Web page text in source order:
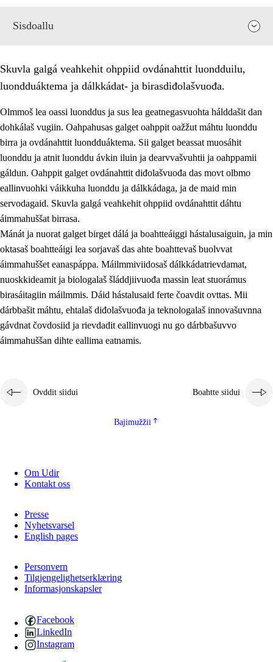
Sisdoallu
1. Oahpahusa árvovuođđu
1.1 Olmmošárvu
1.2 Identitehta ja kultuvrralaš girjáivuohta
1.3 Kritihkalaš jurddašeapmi ja ehtalaš diđolašvuohta
1.4 Hutkanillu, beroštupmi ja suokkardanhuovva
1.5 Luondduákten ja birasdiđolašvuohta
Demokratiija ja mielváikkuheapmi
Skuvla galgá veahkehit ohppiid ovdánahttit luondduilu,
luondduáktema ja dálkkádat- ja birasdiđolašvuođa.
Olmmoš lea oassi luonddus ja sus lea geatnegasvuohta hálddašit dan
dohkálaš vugiin. Oahpahusas galget oahppit oažžut máhtu luonddu
birra ja ovdánahttit luondduáktema. Sii galget beassat muosáhit
luonddu ja atnit luonddu ávkin iluin ja dearvvašvuhtii ja oahppamii
gáldun. Oahppit galget ovdánahttit diđolašvuođa das movt olbmo
eallinvuohki váikkuha luonddu ja dálkkádaga, ja de maid min
servodagaid. Skuvla galgá veahkehit ohppiid ovdánahttit dáhtu
áimmahuššat birrasa.
Mánát ja nuorat galget birget dálá ja boahtteáiggi hástalusaiguin, ja min
oktasaš boahtteáigi lea sorjavaš das ahte boahttevaš buolvvat
áimmahuššet eanaspáppa. Máilmmiviidosaš dálkkádatrievdamat,
nuoskkideamit ja biologalaš šláddjiivuođa massin leat stuorámus
birasáitagiin máilmmis. Dáid hástalusaid ferte čoavdit ovttas. Mii
dárbbašit máhtu, ehtalaš diđolašvuođa ja teknologalaš innovašuvnna
gávdnat čovdosiid ja rievdadit eallinvuogi nu go dárbbašuvvo
áimmahuššan dihte eallima eatnamis.
Ovddit siidui Boahtte siidui
Bajimužžii
Om Udir
Kontakt oss
Presse
Nyhetsvarsel
English pages
Personvern
Tilgjengelighetserklæring
Informasjonskapsler
Facebook
LinkedIn
Instagram